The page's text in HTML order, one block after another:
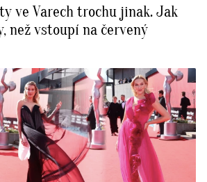
ve Varech trochu jinak. Jak
než vstoupí na červený